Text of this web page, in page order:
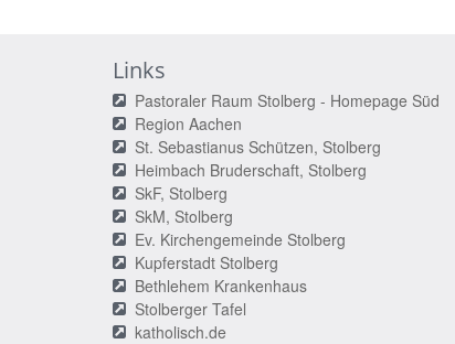
Links
Pastoraler Raum Stolberg - Homepage Süd
Region Aachen
St. Sebastianus Schützen, Stolberg
Heimbach Bruderschaft, Stolberg
SkF, Stolberg
SkM, Stolberg
Ev. Kirchengemeinde Stolberg
Kupferstadt Stolberg
Bethlehem Krankenhaus
Stolberger Tafel
katholisch.de